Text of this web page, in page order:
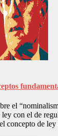
el
con el de
concepto de